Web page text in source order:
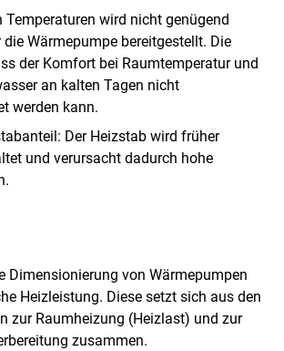
Temperaturen wird nicht genügend
die Wärmepumpe bereitgestellt. Die
der Komfort bei Raumtemperatur und
an kalten Tagen nicht
werden kann.
Der Heizstab wird früher
und verursacht dadurch hohe
Dimensionierung von Wärmepumpen
Heizleistung. Diese setzt sich aus den
zur Raumheizung (Heizlast) und zur
zusammen.